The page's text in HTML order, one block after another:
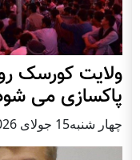
ولایت کورسک
پاکسازی می
چهار شنبه15 جولای 2026